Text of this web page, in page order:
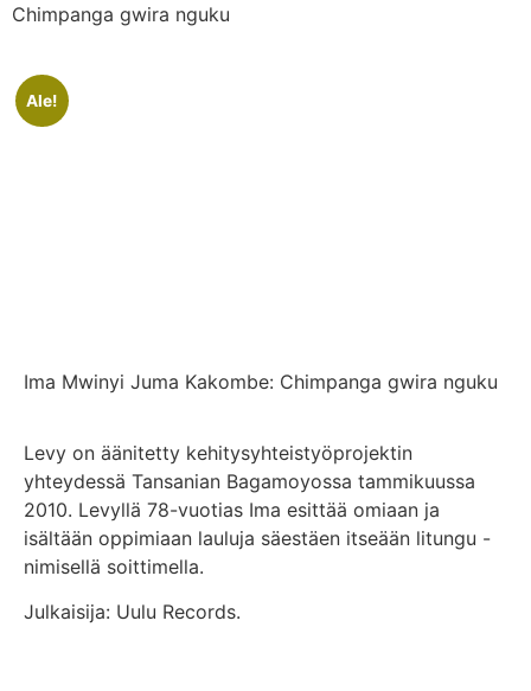
Chimpanga gwira nguku
Ale!
Ima Mwinyi Juma Kakombe: Chimpanga gwira nguku
Levy on äänitetty kehitysyhteistyöprojektin
yhteydessä Tansanian Bagamoyossa tammikuussa
2010. Levyllä 78-vuotias Ima esittää omiaan ja
isältään oppimiaan lauluja säestäen itseään litungu -
nimisellä soittimella.
Julkaisija: Uulu Records.